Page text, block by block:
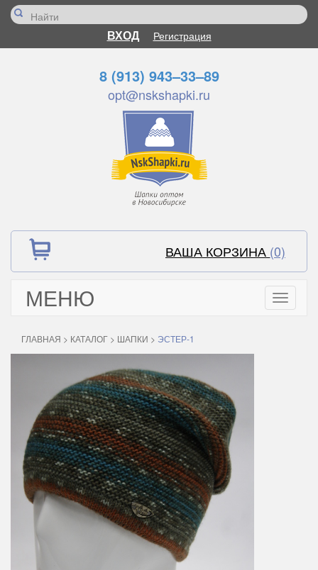
ВХОД Регистрация
8 (913) 943–33–89
opt@nskshapki.ru
ВАША КОРЗИНА (0)
МЕНЮ
Toggle
ГЛАВНАЯ > КАТАЛОГ > ШАПКИ > ЭСТЕР-1